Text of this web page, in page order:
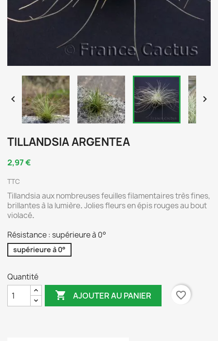
 
TILLANDSIA ARGENTEA
2,97 €
TTC
Tillandsia aux nombreuses feuilles filamentaires très fines,
brillantes à la lumière.Jolies fleurs en épis rouges au bout
violacé.
Résistance : supérieure à 0°
supérieure à 0°
Quantité
 AJOUTER AU PANIER favorite_border